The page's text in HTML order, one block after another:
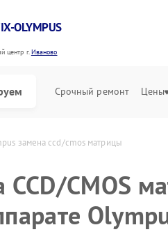
OLYMPUS
центр г.Иваново
Срочный ремонт Цены
замена ccd/cmos матрицы
CCD/CMOS